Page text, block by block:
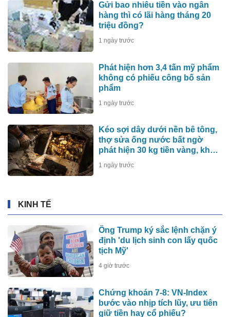
Gửi bao nhiêu tiền vào ngân
hàng thì có lãi hàng tháng 20
triệu đồng?
1 ngày trước
Phát hiện hơn 3,4 tấn mỹ phẩm
không có phiếu công bố sản
phẩm
1 ngày trước
Kéo sợi dây dưới nền bê tông,
thợ sửa ống nước bất ngờ
phát hiện 30 kg tiền vàng, khu
vực lập tức bị phong tỏa
1 ngày trước
KINH TẾ
Ông Trump ký sắc lệnh chặn ý
định 'du lịch sinh con lấy quốc
tịch Mỹ'
4 giờ trước
Chứng khoán 7-8: VN-Index
bước vào nhịp tích lũy, ưu tiên
giữ tiền hay cổ phiếu?